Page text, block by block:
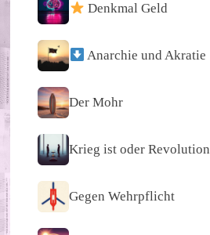
Denkmal Geld
Anarchie und Akratie
Der Mohr
Krieg ist oder Revolution
Gegen Wehrpflicht